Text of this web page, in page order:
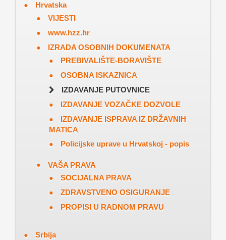
Hrvatska
VIJESTI
www.hzz.hr
IZRADA OSOBNIH DOKUMENATA
PREBIVALIŠTE-BORAVIŠTE
OSOBNA ISKAZNICA
IZDAVANJE PUTOVNICE
IZDAVANJE VOZAČKE DOZVOLE
IZDAVANJE ISPRAVA IZ DRŽAVNIH
MATICA
Policijske uprave u Hrvatskoj - popis
VAŠA PRAVA
SOCIJALNA PRAVA
ZDRAVSTVENO OSIGURANJE
PROPISI U RADNOM PRAVU
Srbija